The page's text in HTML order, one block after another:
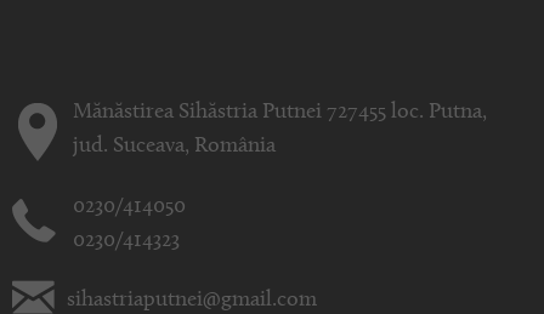
Mănăstirea Sihăstria Putnei 727455 loc. Putna,
jud. Suceava, România
0230/414050
0230/414323
sihastriaputnei@gmail.com